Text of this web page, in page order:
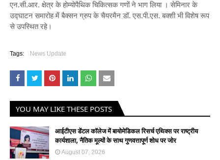
एन.सी.आर. क्षेत्र के होम्योपैथिक चिकित्सक गणों ने भाग लिया । सेमिनार के
उद्घाटन समारोह में बैक्सन ग्रुप के चैयरमैन डॉ. एस.पी.एस. बक्शी भी विशेष रूप
से उपस्थित रहे।
Tags: News Update
YOU MAY LIKE THESE POSTS
आईटीएस डेंटल कॉलेज में बायोमेडिकल रिसर्च एथिक्स पर राष्ट्रीय
कार्यशाला, नैतिक मूल्यों के साथ गुणवत्तापूर्ण शोध पर जोर
August 07, 2026